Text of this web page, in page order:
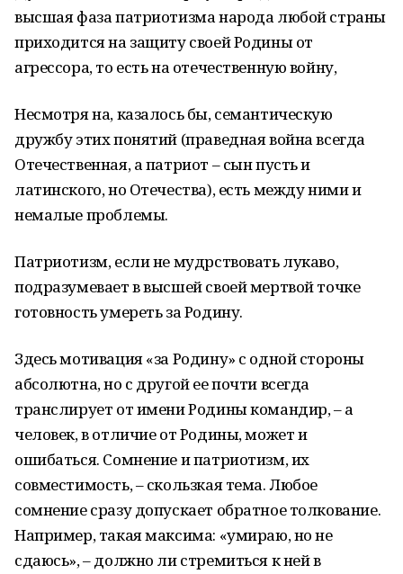
высшая фаза патриотизма народа любой страны
приходится на защиту своей Родины от
агрессора, то есть на отечественную войну,
Несмотря на, казалось бы, семантическую
дружбу этих понятий (праведная война всегда
Отечественная, а патриот – сын пусть и
латинского, но Отечества), есть между ними и
немалые проблемы.
Патриотизм, если не мудрствовать лукаво,
подразумевает в высшей своей мертвой точке
готовность умереть за Родину.
Здесь мотивация «за Родину» с одной стороны
абсолютна, но с другой ее почти всегда
транслирует от имени Родины командир, – а
человек, в отличие от Родины, может и
ошибаться. Сомнение и патриотизм, их
совместимость, – скользкая тема. Любое
сомнение сразу допускает обратное толкование.
Например, такая максима: «умираю, но не
сдаюсь», – должно ли стремиться к ней в